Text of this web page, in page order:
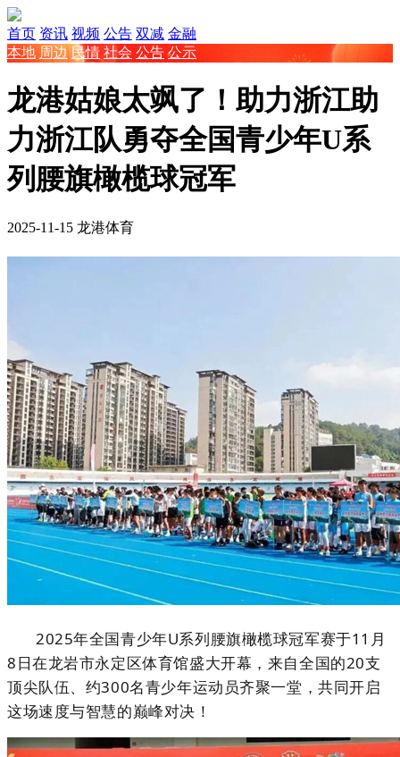
首页 资讯 视频 公告 双减 金融
本地 周边 民情 社会 公告 公示
龙港姑娘太飒了！助力浙江助
力浙江队勇夺全国青少年U系
列腰旗橄榄球冠军
2025-11-15 龙港体育
2025年全国青少年U系列腰旗橄榄球冠军赛于11月
8日在龙岩市永定区体育馆盛大开幕，来自全国的20支
顶尖队伍、约300名青少年运动员齐聚一堂，共同开启
这场速度与智慧的巅峰对决！